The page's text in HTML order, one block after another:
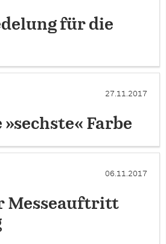
für die
27.11.2017
Farbe
06.11.2017
Messeauftritt